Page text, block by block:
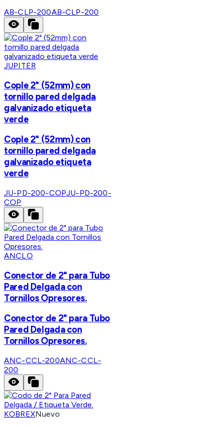
AB-CLP-200AB-CLP-200
JUPITER
Cople 2" (52mm) con
tornillo pared delgada
galvanizado etiqueta
verde
Cople 2" (52mm) con
tornillo pared delgada
galvanizado etiqueta
verde
JU-PD-200-COPJU-PD-200-
COP
ANCLO
Conector de 2" para Tubo
Pared Delgada con
Tornillos Opresores.
Conector de 2" para Tubo
Pared Delgada con
Tornillos Opresores.
ANC-CCL-200ANC-CCL-
200
KOBREXNuevo